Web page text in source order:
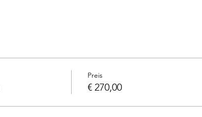
Preis
€ 270,00